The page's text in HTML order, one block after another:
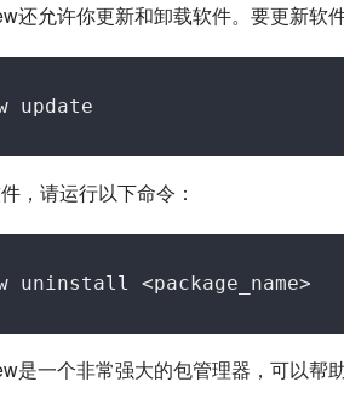
还允许你更新和卸载软件。要更新软
，请运行以下命令：
是一个非常强大的包管理器，可以帮